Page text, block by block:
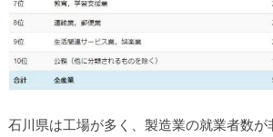
石川県は工場が多く、製造業の就業者数が